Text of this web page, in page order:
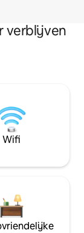
verblijven
Wifi